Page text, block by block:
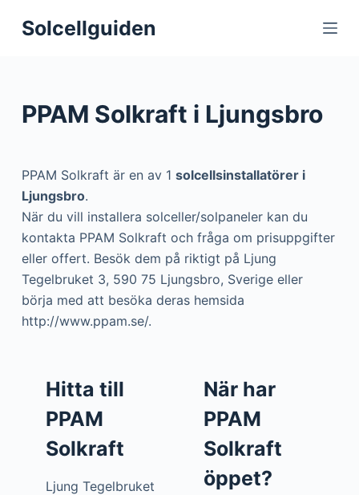
S
o
Solcellguiden
PPAM Solkraft i Ljungsbro
PPAM Solkraft är en av 1 solcellsinstallatörer i
Ljungsbro.
När du vill installera solceller/solpaneler kan du
kontakta PPAM Solkraft och fråga om prisuppgifter
eller offert. Besök dem på riktigt på Ljung
Tegelbruket 3, 590 75 Ljungsbro, Sverige eller
börja med att besöka deras hemsida
http://www.ppam.se/.
Hitta till
PPAM
Solkraft
Ljung Tegelbruket
När har
PPAM
Solkraft
öppet?